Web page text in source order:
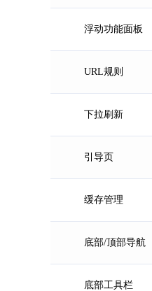
浮动功能面板
URL规则
下拉刷新
引导页
缓存管理
底部/顶部导航
底部工具栏